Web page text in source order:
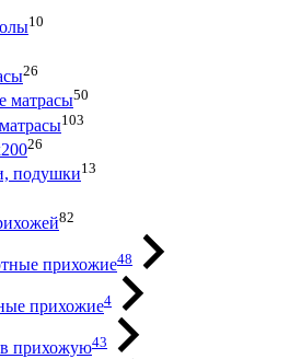
10
26
матрасы50
103
26
подушки13
82
прихожие48
прихожие4
прихожую43